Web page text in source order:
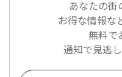
あなたの街
お得な情報な
無料で
通知で見逃